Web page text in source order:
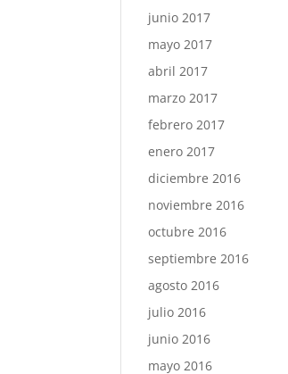
junio 2017
mayo 2017
abril 2017
marzo 2017
febrero 2017
enero 2017
diciembre 2016
noviembre 2016
octubre 2016
septiembre 2016
agosto 2016
julio 2016
junio 2016
mayo 2016